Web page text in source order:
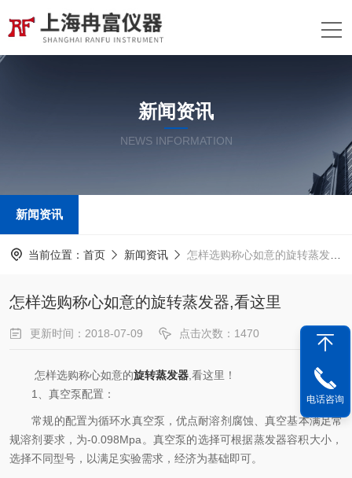
新闻资讯
NEWS INFORMATION
新闻资讯
当前位置： 首页 新闻资讯 怎样选购称心如意的旋转蒸发器,看这里
怎样选购称心如意的旋转蒸发器,看这里
更新时间：2018-07-09 点击次数：1470
怎样选购称心如意的旋转蒸发器 ,看这里！
1、真空泵配置：
常规的配置为循环水真空泵，优点耐溶剂腐蚀、真空基本满足常
规溶剂要求，为-0.098Mpa。真空泵的选择可根据蒸发器容积大小，
选择不同型号，以满足实验需求，经济为基础即可。
电话咨询